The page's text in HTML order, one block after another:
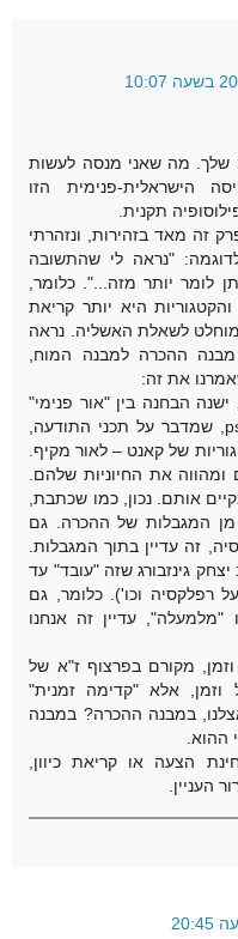
מה שאני מנסה לעשות
הישראלית-פנימית הזו
תקנית.
זה מאד בזהירות, ונזהרתי
"נראה לי שהתשובה
לומר יותר מזה...". כלומר,
היא יותר קריאת
ומוחלט לשאלת האשליה. נראה
מבנה ההכרה למבנה המוח,
את זה:
הבחנה בין "אור פנימי"
ל"אור מקיף". נראה לי שה-psm, שמדבר על תכני התודעה,
של קאנט – לאור מקיף.
את החיוניות שלהם.
אותם. נכון, כמו שכתבת,
מן המגבלות של ההכרה. גם
זה עדיין בתוך המגבלות.
גינזבורג שזה "עובד" עד
רפלקסיה וכו'). כלומר, גם
עדיין זה אנחנו
מקורם בפרצוף ז"א של
אלא "קדימה זמנית"
במבנה ההכרה? במבנה
ההוא.
הצעה או קריאת כיוון,
העניין.